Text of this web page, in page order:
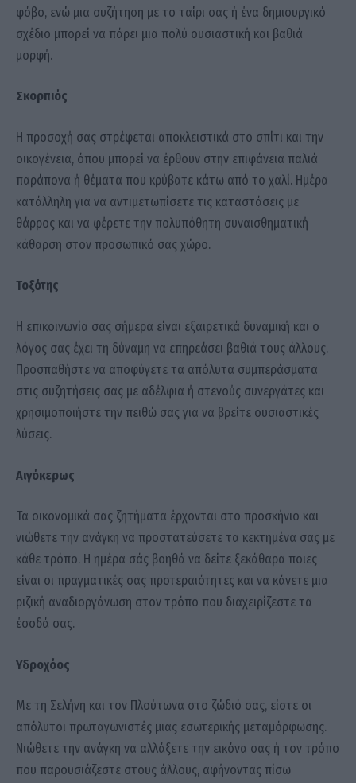
φόβο, ενώ μια συζήτηση με το ταίρι σας ή ένα δημιουργικό
σχέδιο μπορεί να πάρει μια πολύ ουσιαστική και βαθιά
μορφή.
Σκορπιός
Η προσοχή σας στρέφεται αποκλειστικά στο σπίτι και την
οικογένεια, όπου μπορεί να έρθουν στην επιφάνεια παλιά
παράπονα ή θέματα που κρύβατε κάτω από το χαλί. Ημέρα
κατάλληλη για να αντιμετωπίσετε τις καταστάσεις με
θάρρος και να φέρετε την πολυπόθητη συναισθηματική
κάθαρση στον προσωπικό σας χώρο.
Τοξότης
Η επικοινωνία σας σήμερα είναι εξαιρετικά δυναμική και ο
λόγος σας έχει τη δύναμη να επηρεάσει βαθιά τους άλλους.
Προσπαθήστε να αποφύγετε τα απόλυτα συμπεράσματα
στις συζητήσεις σας με αδέλφια ή στενούς συνεργάτες και
χρησιμοποιήστε την πειθώ σας για να βρείτε ουσιαστικές
λύσεις.
Αιγόκερως
Τα οικονομικά σας ζητήματα έρχονται στο προσκήνιο και
νιώθετε την ανάγκη να προστατεύσετε τα κεκτημένα σας με
κάθε τρόπο. Η ημέρα σάς βοηθά να δείτε ξεκάθαρα ποιες
είναι οι πραγματικές σας προτεραιότητες και να κάνετε μια
ριζική αναδιοργάνωση στον τρόπο που διαχειρίζεστε τα
έσοδά σας.
Υδροχόος
Με τη Σελήνη και τον Πλούτωνα στο ζώδιό σας, είστε οι
απόλυτοι πρωταγωνιστές μιας εσωτερικής μεταμόρφωσης.
Νιώθετε την ανάγκη να αλλάξετε την εικόνα σας ή τον τρόπο
που παρουσιάζεστε στους άλλους, αφήνοντας πίσω